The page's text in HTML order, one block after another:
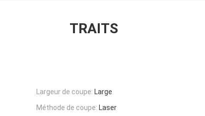
TRAITS
Largeur de coupe: Large
Méthode de coupe: Laser